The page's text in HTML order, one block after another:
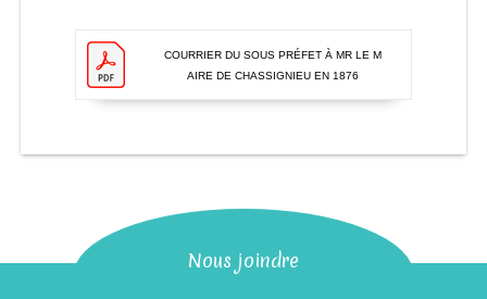
COURRIER DU SOUS PRÉFET À MR LE M
AIRE DE CHASSIGNIEU EN 1876
Nous joindre